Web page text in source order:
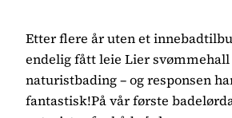
Etter flere år uten et
endelig fått leie Lier
naturistbading – og responsen
fantastisk!På vår første